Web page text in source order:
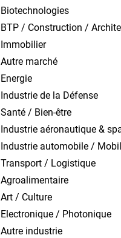
Biotechnologies
BTP / Construction /
Immobilier
Autre marché
Energie
Industrie de la Défense
Santé / Bien-être
Industrie aéronautique &
Industrie automobile /
Transport / Logistique
Agroalimentaire
Art / Culture
Electronique / Photonique
Autre industrie